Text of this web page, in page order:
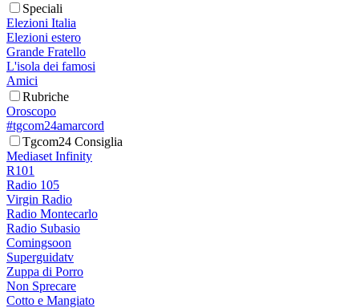
Speciali
Elezioni Italia
Elezioni estero
Grande Fratello
L'isola dei famosi
Amici
Rubriche
Oroscopo
#tgcom24amarcord
Tgcom24 Consiglia
Mediaset Infinity
R101
Radio 105
Virgin Radio
Radio Montecarlo
Radio Subasio
Comingsoon
Superguidatv
Zuppa di Porro
Non Sprecare
Cotto e Mangiato